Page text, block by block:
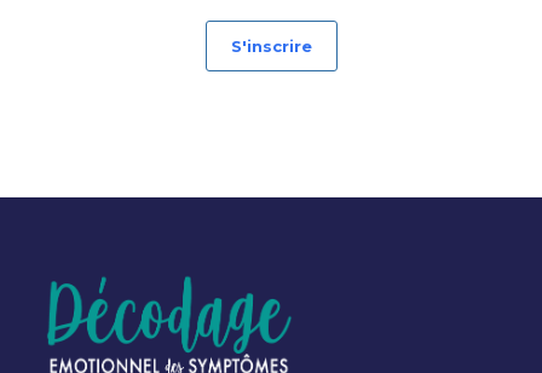
S'inscrire